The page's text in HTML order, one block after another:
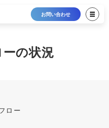
お問い合わせ
の状況
ロー